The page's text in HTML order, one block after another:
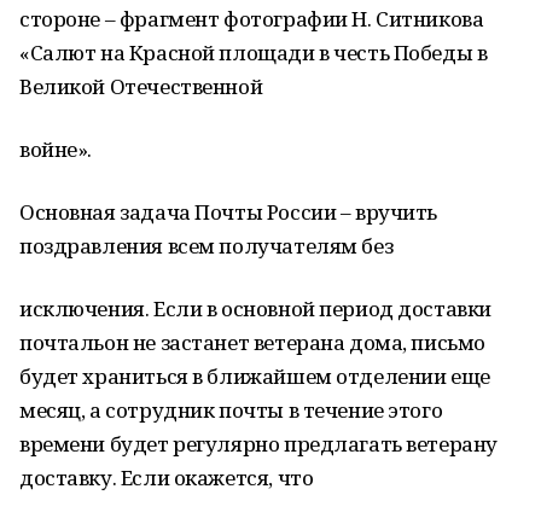
стороне – фрагмент фотографии Н. Ситникова
«Салют на Красной площади в честь Победы в
Великой Отечественной
войне».
Основная задача Почты России – вручить
поздравления всем получателям без
исключения. Если в основной период доставки
почтальон не застанет ветерана дома, письмо
будет храниться в ближайшем отделении еще
месяц, а сотрудник почты в течение этого
времени будет регулярно предлагать ветерану
доставку. Если окажется, что